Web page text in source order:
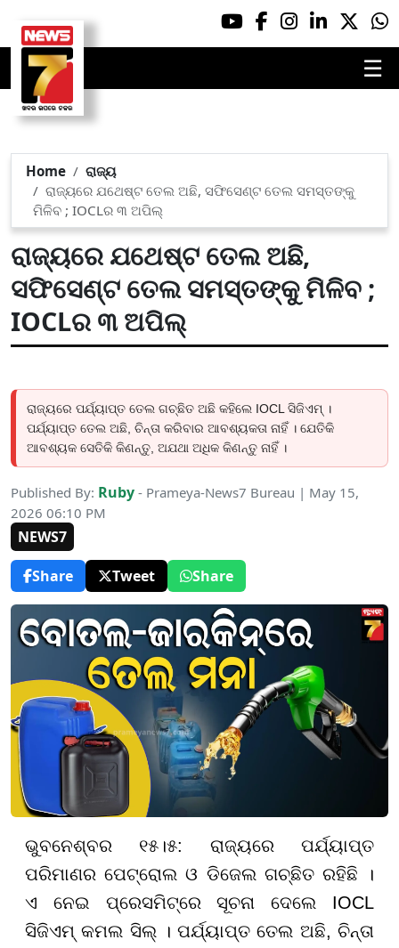
☰
Home
ରାଜ୍ୟ
ରାଜ୍ୟରେ ଯଥେଷ୍ଟ ତେଲ ଅଛି, ସଫିସେଣ୍ଟ ତେଲ ସମସ୍ତଙ୍କୁ
ମିଳିବ ; IOCLର ୩ ଅପିଲ୍
ରାଜ୍ୟରେ ଯଥେଷ୍ଟ ତେଲ ଅଛି,
ସଫିସେଣ୍ଟ ତେଲ ସମସ୍ତଙ୍କୁ ମିଳିବ ;
IOCLର ୩ ଅପିଲ୍
ରାଜ୍ୟରେ ପର୍ଯ୍ୟାପ୍ତ ତେଲ ଗଚ୍ଛିତ ଅଛି କହିଲେ IOCL ସିଜିଏମ୍‌ ।
ପର୍ଯ୍ୟାପ୍ତ ତେଲ ଅଛି, ଚିନ୍ତା କରିବାର ଆବଶ୍ୟକତା ନାହିଁ । ଯେତିକି
ଆବଶ୍ୟକ ସେତିକି କିଣନ୍ତୁ, ଅଯଥା ଅଧିକ କିଣନ୍ତୁ ନାହିଁ ।
Published By: Ruby - Prameya-News7 Bureau | May 15,
2026 06:10 PM
NEWS7
Share
Tweet Share
ଭୁବନେଶ୍ବର ୧୫।୫: ରାଜ୍ୟରେ ପର୍ଯ୍ୟାପ୍ତ
ପରିମାଣର ପେଟ୍ରୋଲ ଓ ଡିଜେଲ ଗଚ୍ଛିତ ରହିଛି ।
ଏ ନେଇ ପ୍ରେସମିଟ୍‌ରେ ସୂଚନା ଦେଲେ IOCL
ସିଜିଏମ୍ କମଲ ସିଲ୍ । ପର୍ଯ୍ୟାପ୍ତ ତେଲ ଅଛି, ଚିନ୍ତା